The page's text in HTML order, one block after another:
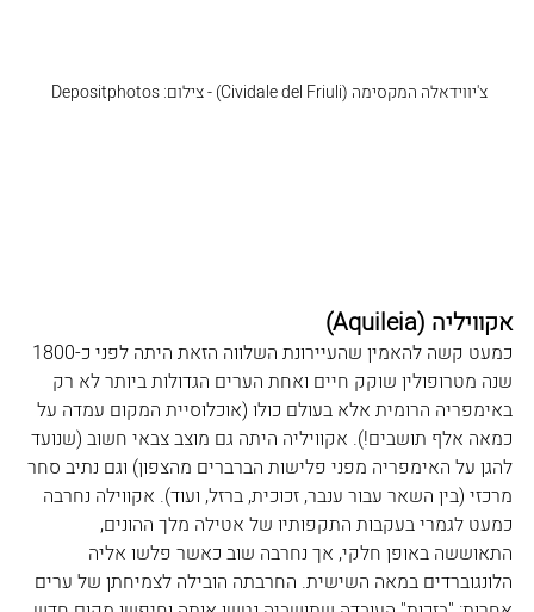
צ'יווידאלה המקסימה (Cividale del Friuli) - צילום: Depositphotos
אקוויליה (Aquileia )
שנה מטרופולין שוקק חיים ואחת הערים הגדולות ביותר לא רק
באימפריה הרומית אלא בעולם כולו (אוכלוסיית המקום עמדה על
כמאה אלף תושבים!). אקוויליה היתה גם מוצב צבאי חשוב (שנועד
להגן על האימפריה מפני פלישות הברברים מהצפון) וגם נתיב סחר
מרכזי (בין השאר עבור ענבר, זכוכית, ברזל, ועוד). אקווילה נחרבה
כמעט לגמרי בעקבות התקפותיו של אטילה מלך ההונים,
התאוששה באופן חלקי, אך נחרבה שוב כאשר פלשו אליה
הלונגוברדים במאה השישית. החרבתה הובילה לצמיחתן של ערים